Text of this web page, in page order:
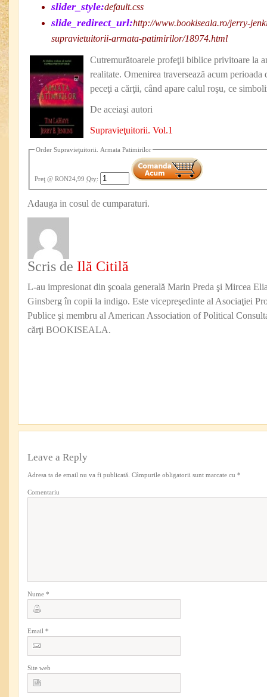
slider_style:default.css
slide_redirect_url:http://www.bookiseala.ro/jerry-
supravietuitorii-armata-patimirilor/18974.html
Cutremurătoarele profeţii biblice privitoare la
realitate. Omenirea traversează acum
peceţi a cărţii, când apare calul roşu, ce
De aceiaşi autori
Supravieţuitorii. Vol.1
Order Supravieţuitorii. Armata Patimirilor
Preţ@ RON24,99 Qty:
Adauga in cosul de cumparaturi.
Scris de Ilă Citilă
L-au impresionat din şcoala generală Marin Preda şi Mircea
Ginsberg în copii la indigo. Este vicepreşedinte al Asociaţiei
Publice şi membru al American Association of Political
cărţi BOOKISEALA.
Leave a Reply
Adresa ta de email nu va fi publicată. Câmpurile obligatorii sunt marcate cu *
Comentariu
Nume *
Email *
Site web